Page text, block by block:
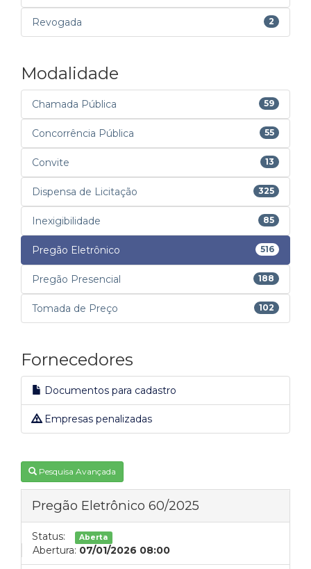
Revogada 2
Modalidade
Chamada Pública 59
Concorrência Pública 55
Convite 13
Dispensa de Licitação 325
Inexigibilidade 85
Pregão Eletrônico 516
Pregão Presencial 188
Tomada de Preço 102
Fornecedores
Documentos para cadastro
Empresas penalizadas
Pesquisa Avançada
Pregão Eletrônico 60/2025
Status: Aberta
Abertura: 07/01/2026 08:00